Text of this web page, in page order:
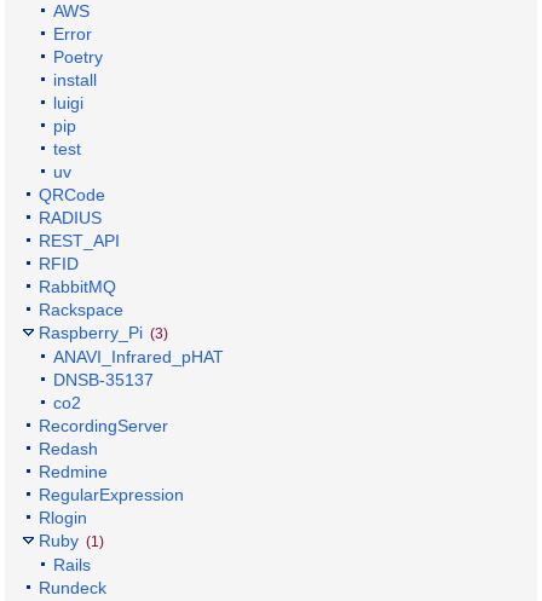
AWS
Error
Poetry
install
luigi
pip
test
uv
QRCode
RADIUS
REST_API
RFID
RabbitMQ
Rackspace
Raspberry_Pi (3)
ANAVI_Infrared_pHAT
DNSB-35137
co2
RecordingServer
Redash
Redmine
RegularExpression
Rlogin
Ruby (1)
Rails
Rundeck